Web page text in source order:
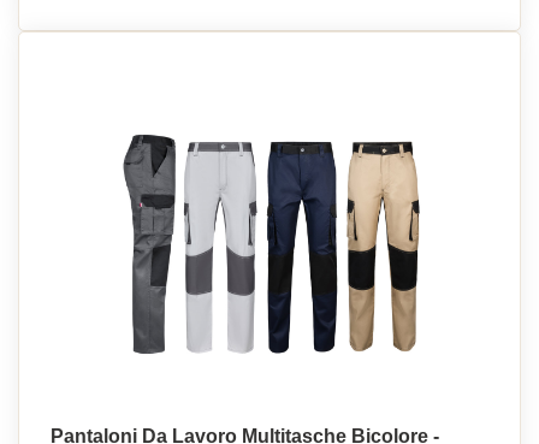
Pantaloni Da Lavoro Multitasche Bicolore -